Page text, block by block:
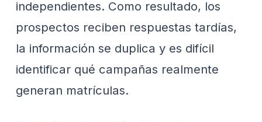
independientes. Como resultado, los
prospectos reciben respuestas tardías,
la información se duplica y es difícil
identificar qué campañas realmente
generan matrículas.